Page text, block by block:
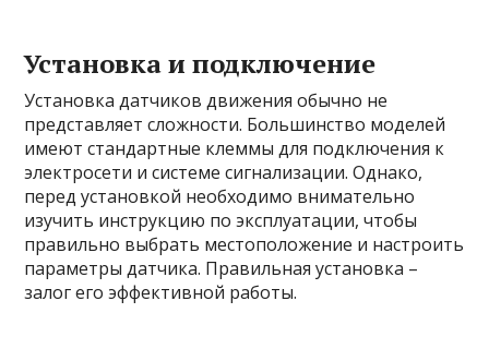
Установка и подключение
Установка датчиков движения обычно не
представляет сложности. Большинство моделей
имеют стандартные клеммы для подключения к
электросети и системе сигнализации. Однако,
перед установкой необходимо внимательно
изучить инструкцию по эксплуатации, чтобы
правильно выбрать местоположение и настроить
параметры датчика. Правильная установка –
залог его эффективной работы.